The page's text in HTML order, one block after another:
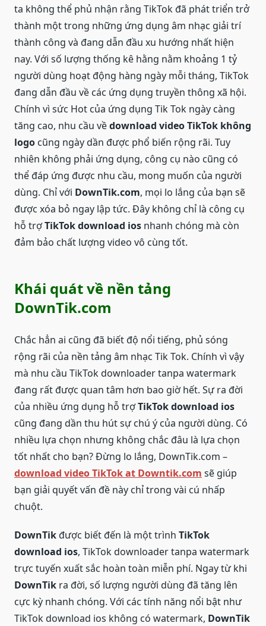
ta không thể phủ nhận rằng TikTok đã phát triển trở
thành một trong những ứng dụng âm nhạc giải trí
thành công và đang dẫn đầu xu hướng nhất hiện
nay. Với số lượng thống kê hằng nằm khoảng 1 tỷ
người dùng hoạt động hàng ngày mỗi tháng, TikTok
đang dẫn đầu về các ứng dụng truyền thông xã hội.
Chính vì sức Hot của ứng dụng Tik Tok ngày càng
tăng cao, nhu cầu vềdownload video TikTok không
logo cũng ngày dần được phổ biến rộng rãi. Tuy
nhiên không phải ứng dụng, công cụ nào cũng có
thể đáp ứng được nhu cầu, mong muốn của người
dùng. Chỉ với DownTik.com, mọi lo lắng của bạn sẽ
được xóa bỏ ngay lập tức. Đây không chỉ là công cụ
hỗ trợTikTok download ios nhanh chóng mà còn
đảm bảo chất lượng video vô cùng tốt.
Khái quát về nền tảng
DownTik.com
Chắc hẳn ai cũng đã biết độ nổi tiếng, phủ sóng
rộng rãi của nền tảng âm nhạc Tik Tok. Chính vì vậy
mà nhu cầu TikTok downloader tanpa watermark
đang rất được quan tâm hơn bao giờ hết. Sự ra đời
của nhiều ứng dụng hỗ trợTikTok download ios
cũng đang dần thu hút sự chú ý của người dùng. Có
nhiều lựa chọn nhưng không chắc đâu là lựa chọn
tốt nhất cho bạn? Đừng lo lắng, DownTik.com –
download video TikTok at Downtik.com sẽ giúp
bạn giải quyết vấn đề này chỉ trong vài cú nhấp
chuột.
DownTikđược biết đến là một trình TikTok
download ios, TikTok downloader tanpa watermark
trực tuyến xuất sắc hoàn toàn miễn phí. Ngay từ khi
DownTik ra đời, số lượng người dùng đã tăng lên
cực kỳ nhanh chóng. Với các tính năng nổi bật như
TikTok download ios không có watermark, DownTik